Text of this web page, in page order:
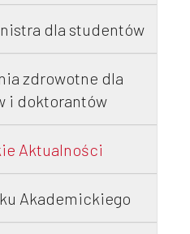
dla studentów
zdrowotne dla
i doktorantów
Aktualności
Akademickiego